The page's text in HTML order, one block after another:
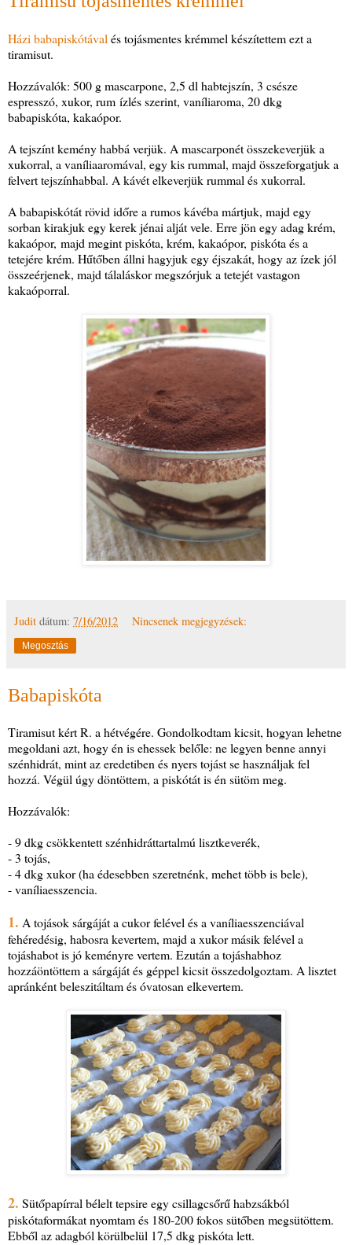
Házi babapiskótával és tojásmentes krémmel készítettem ezt a
tiramisut.
Hozzávalók: 500 g mascarpone, 2,5 dl habtejszín, 3 csésze
espresszó, xukor, rum ízlés szerint, vaníliaroma, 20 dkg
babapiskóta, kakaópor.
A tejszínt kemény habbá verjük. A mascarponét összekeverjük a
xukorral, a vaníliaaromával, egy kis rummal, majd összeforgatjuk a
felvert tejszínhabbal. A kávét elkeverjük rummal és xukorral.
A babapiskótát rövid időre a rumos kávéba mártjuk, majd egy
sorban kirakjuk egy kerek jénai alját vele. Erre jön egy adag krém,
kakaópor, majd megint piskóta, krém, kakaópor, piskóta és a
tetejére krém. Hűtőben állni hagyjuk egy éjszakát, hogy az ízek jól
összeérjenek, majd tálaláskor megszórjuk a tetejét vastagon
kakaóporral.
Judit dátum: 7/16/2012 Nincsenek megjegyzések:
Megosztás
Babapiskóta
Tiramisut kért R. a hétvégére. Gondolkodtam kicsit, hogyan lehetne
megoldani azt, hogy én is ehessek belőle: ne legyen benne annyi
szénhidrát, mint az eredetiben és nyers tojást se használjak fel
hozzá. Végül úgy döntöttem, a piskótát is én sütöm meg.
Hozzávalók:
- 9 dkg csökkentett szénhidráttartalmú lisztkeverék,
- 3 tojás,
- 4 dkg xukor (ha édesebben szeretnénk, mehet több is bele),
- vaníliaesszencia.
1. A tojások sárgáját a cukor felével és a vaníliaesszenciával
fehéredésig, habosra kevertem, majd a xukor másik felével a
tojáshabot is jó keményre vertem. Ezután a tojáshabhoz
hozzáöntöttem a sárgáját és géppel kicsit összedolgoztam. A lisztet
apránként beleszitáltam és óvatosan elkevertem.
2. Sütőpapírral bélelt tepsire egy csillagcsőrű habzsákból
piskótaformákat nyomtam és 180-200 fokos sütőben megsütöttem.
Ebből az adagból körülbelül 17,5 dkg piskóta lett.